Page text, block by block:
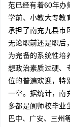
范已经有着60年办
学前、小教大专教
承担了南充九县市
无论职前还是职后
为完备的系统性培
想政治素质过硬、
位的普遍欢迎，特
一空。据统计，南
多都是阆师校毕业
巴中、广安、三州